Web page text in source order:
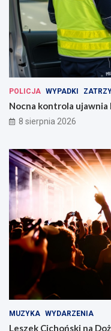
POLICJA WYPADKI
Nocna kontrola ujawnia
8 sierpnia 2026
MUZYKA WYDARZENIA
Leszek Cichoński na